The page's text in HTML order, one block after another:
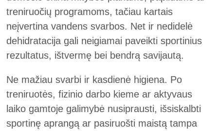
treniruočių programoms, tačiau kartais
neįvertina vandens svarbos. Net ir nedidelė
dehidratacija gali neigiamai paveikti sportinius
rezultatus, ištvermę bei bendrą savijautą.
Ne mažiau svarbi ir kasdienė higiena. Po
treniruotės, fizinio darbo kieme ar aktyvaus
laiko gamtoje galimybė nusiprausti, išsiskalbti
sportinę aprangą ar pasiruošti maistą tampa